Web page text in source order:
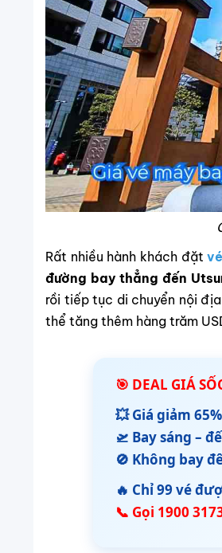
Rất nhiều hành khách đặt
đường bay thẳng đến
rồi tiếp tục di chuyển nội
thể tăng thêm hàng trăm
🎯 DEAL GIÁ
💥 Giá giảm
🛫 Bay sáng –
🚫 Không bay
🔥 Chỉ 99 vé
📞 Gọi 1900